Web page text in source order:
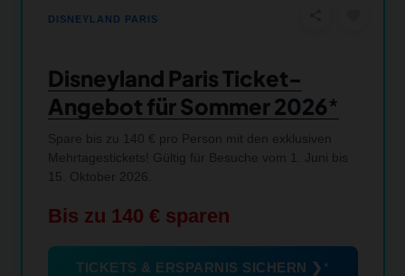
DISNEYLAND PARIS
Disneyland Paris Ticket-
Angebot für Sommer 2026
Spare bis zu 140 € pro Person mit den exklusiven
Mehrtagestickets! Gültig für Besuche vom 1. Juni bis
15. Oktober 2026.
Bis zu 140 € sparen
TICKETS & ERSPARNIS SICHERN ❯